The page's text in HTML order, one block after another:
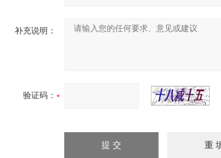
补充说明：
验证码：